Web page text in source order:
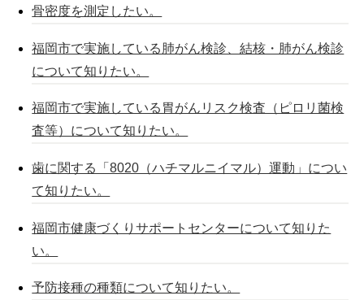
骨密度を測定したい。
福岡市で実施している肺がん検診、結核・肺がん検診
について知りたい。
福岡市で実施している胃がんリスク検査（ピロリ菌検
査等）について知りたい。
歯に関する「8020（ハチマルニイマル）運動」につい
て知りたい。
福岡市健康づくりサポートセンターについて知りた
い。
予防接種の種類について知りたい。